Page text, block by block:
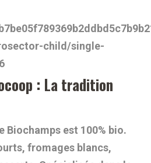
child/single-
: La tradition
Biochamps est 100% bio.
fromages blancs,